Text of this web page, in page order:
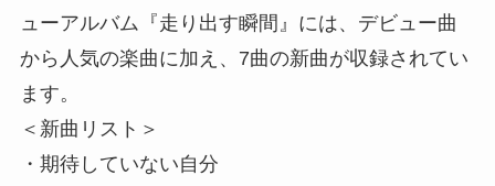
ューアルバム『走り出す瞬間』には、デビュー曲
から人気の楽曲に加え、7曲の新曲が収録されてい
ます。
＜新曲リスト＞
・期待していない自分